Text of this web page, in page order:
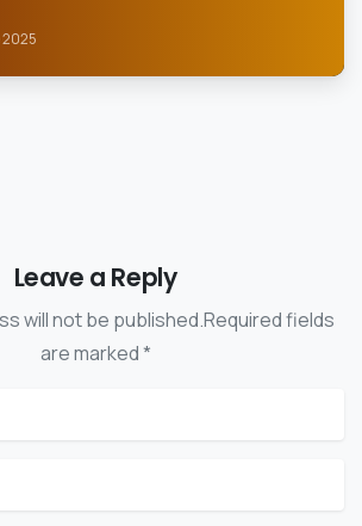
2025
Leave a Reply
will not be published.Required fields
are marked *